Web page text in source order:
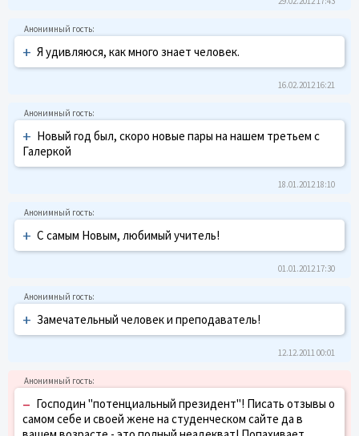
+ Я удивляюся, как много знает человек.
16.02.2012 16:21
+ Новый год был, скоро новые пары на нашем третьем с
Галеркой
18.01.2012 18:10
+ С самым Новым, любимый учитель!
01.01.2012 17:30
+ Замечательный человек и преподаватель!
12.12.2011 00:01
– Господин "потенциальный президент"! Писать отзывы о
самом себе и своей жене на студенческом сайте да в